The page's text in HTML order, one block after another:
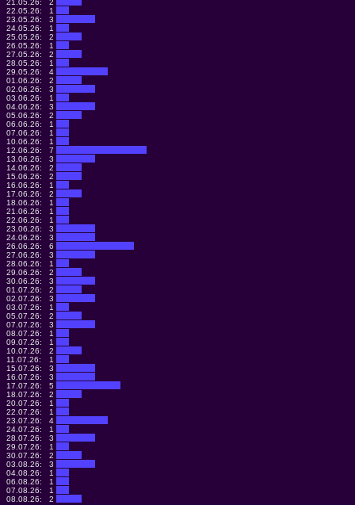
21.05.26:
2
22.05.26:
1
23.05.26:
3
24.05.26:
1
25.05.26:
2
26.05.26:
1
27.05.26:
2
28.05.26:
1
29.05.26:
4
01.06.26:
2
02.06.26:
3
03.06.26:
1
04.06.26:
3
05.06.26:
2
06.06.26:
1
07.06.26:
1
10.06.26:
1
12.06.26:
7
13.06.26:
3
14.06.26:
2
15.06.26:
2
16.06.26:
1
17.06.26:
2
18.06.26:
1
21.06.26:
1
22.06.26:
1
23.06.26:
3
24.06.26:
3
26.06.26:
6
27.06.26:
3
28.06.26:
1
29.06.26:
2
30.06.26:
3
01.07.26:
2
02.07.26:
3
03.07.26:
1
05.07.26:
2
07.07.26:
3
08.07.26:
1
09.07.26:
1
10.07.26:
2
11.07.26:
1
15.07.26:
3
16.07.26:
3
17.07.26:
5
18.07.26:
2
20.07.26:
1
22.07.26:
1
23.07.26:
4
24.07.26:
1
28.07.26:
3
29.07.26:
1
30.07.26:
2
03.08.26:
3
04.08.26:
1
06.08.26:
1
07.08.26:
1
08.08.26:
2